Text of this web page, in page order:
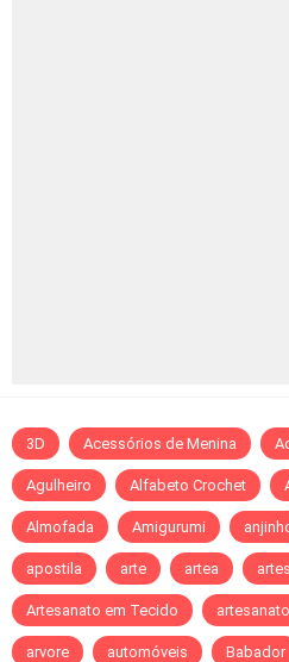
3D Acessórios de Menina
Agulheiro Alfabeto Crochet
Almofada Amigurumi
apostila arte artea
Artesanato em Tecido
arvore automóveis Babador